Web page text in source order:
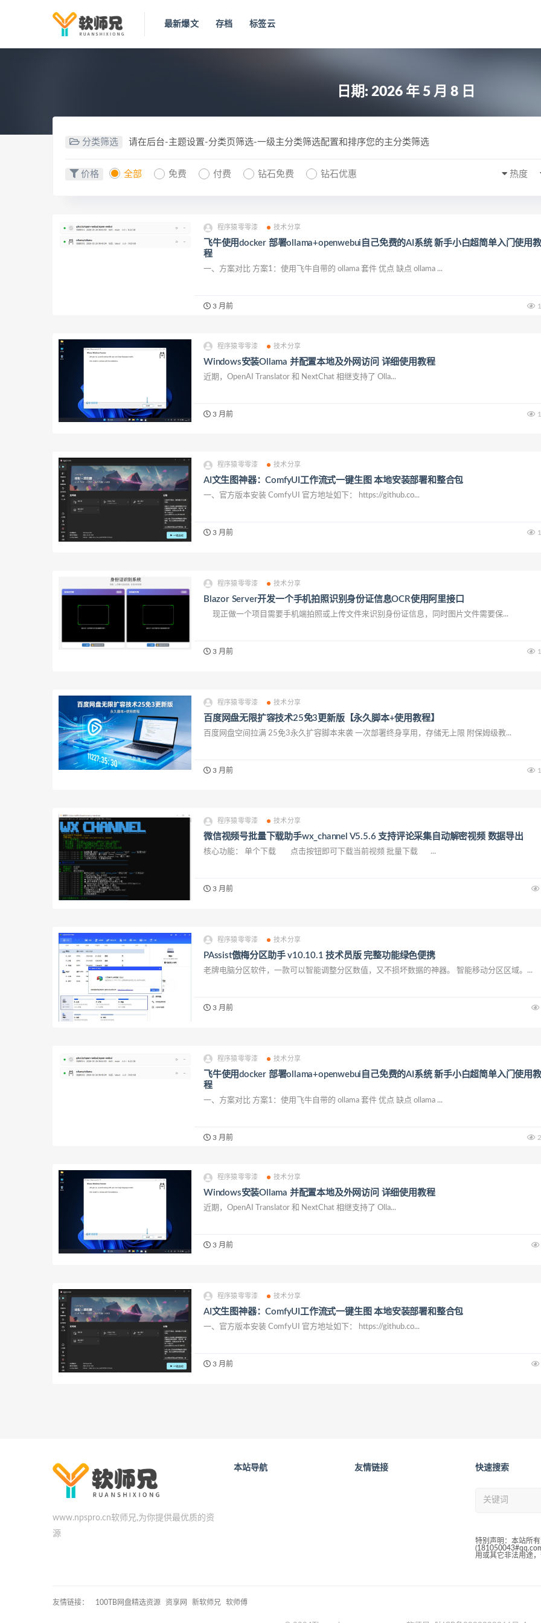
最新爆文 存档 标签云
日期: 2026 年 5 月 8 日
分类筛选 请在后台-主题设置-分类页筛选-一级主分类筛选配置和排序您的主分类筛选
价格 全部 免费 付费 钻石免费 钻石优惠 热度
程序猿零零漆 技术分享
飞牛使用docker 部署ollama+openwebui自己免费的AI系统 新手小白超简单入门使用教
程
一、方案对比 方案1：使用飞牛自带的 ollama 套件 优点 缺点 ollama ...
3 月前
程序猿零零漆 技术分享
Windows安装Ollama 并配置本地及外网访问 详细使用教程
近期，OpenAI Translator 和 NextChat 相继支持了 Olla...
3 月前
程序猿零零漆 技术分享
AI文生图神器：ComfyUI工作流式一键生图 本地安装部署和整合包
一、官方版本安装 ComfyUI 官方地址如下： https://github.co...
3 月前
程序猿零零漆 技术分享
Blazor Server开发一个手机拍照识别身份证信息OCR使用阿里接口
现正做一个项目需要手机端拍照或上传文件来识别身份证信息，同时图片文件需要保...
3 月前
程序猿零零漆 技术分享
百度网盘无限扩容技术25免3更新版【永久脚本+使用教程】
百度网盘空间拉满 25免3永久扩容脚本来袭 一次部署终身享用，存储无上限 附保姆级教...
3 月前
程序猿零零漆 技术分享
微信视频号批量下载助手wx_channel V5.5.6 支持评论采集自动解密视频 数据导出
核心功能： 单个下载 点击按钮即可下载当前视频 批量下载 ...
3 月前
程序猿零零漆 技术分享
PAssist傲梅分区助手 v10.10.1 技术员版 完整功能绿色便携
老牌电脑分区软件，一款可以智能调整分区数值，又不损坏数据的神器。 智能移动分区区域。...
3 月前
程序猿零零漆 技术分享
飞牛使用docker 部署ollama+openwebui自己免费的AI系统 新手小白超简单入门使用教
程
一、方案对比 方案1：使用飞牛自带的 ollama 套件 优点 缺点 ollama ...
3 月前
程序猿零零漆 技术分享
Windows安装Ollama 并配置本地及外网访问 详细使用教程
近期，OpenAI Translator 和 NextChat 相继支持了 Olla...
3 月前
程序猿零零漆 技术分享
AI文生图神器：ComfyUI工作流式一键生图 本地安装部署和整合包
一、官方版本安装 ComfyUI 官方地址如下： https://github.co...
3 月前
www.npspro.cn软师兄,为你提供最优质的资
源
本站导航 友情链接 快速搜索
特别声明：本站所
用或其它非法用途
友情链接： 100TB网盘精选资源 资享网 新软师兄 软师傅